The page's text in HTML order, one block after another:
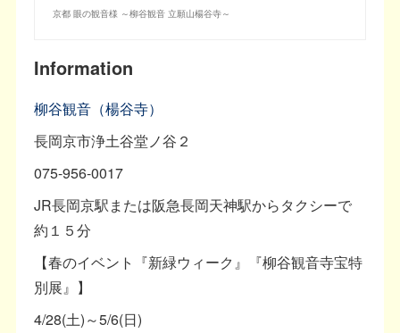
京都 眼の観音様 ～柳谷観音 立願山楊谷寺～
Information
柳谷観音（楊谷寺）
長岡京市浄土谷堂ノ谷２
075-956-0017
JR長岡京駅または阪急長岡天神駅からタクシーで
約１５分
【春のイベント『新緑ウィーク』『柳谷観音寺宝特
別展』】
4/28(土)～5/6(日)